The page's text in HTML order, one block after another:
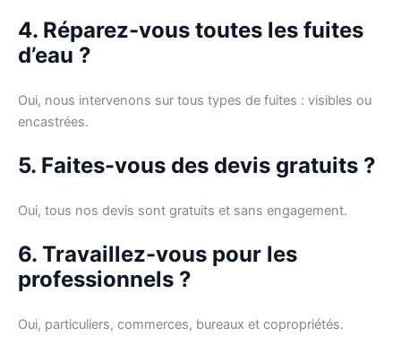
4. Réparez-vous toutes les fuites
d’eau ?
Oui, nous intervenons sur tous types de fuites : visibles ou
encastrées.
5. Faites-vous des devis gratuits ?
Oui, tous nos devis sont gratuits et sans engagement.
6. Travaillez-vous pour les
professionnels ?
Oui, particuliers, commerces, bureaux et copropriétés.